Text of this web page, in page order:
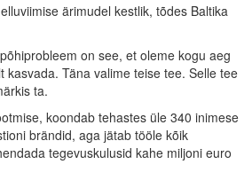
ärimudel kestlik, tõdes Baltika
on see, et oleme kogu aeg
kasvada. Täna valime teise tee. Selle tee
ta.
koondab tehastes üle 340 inimese
brändid, aga jätab tööle kõik
tegevuskulusid kahe miljoni euro